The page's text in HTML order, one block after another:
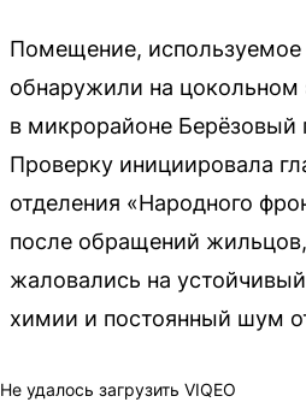
Помещение, используемое
обнаружили на
в микрорайоне Берёзовый
Проверку инициировала
отделения «Народного
после обращений
жаловались на
химии и постоянный шум
Не удалось загрузить VIQEO